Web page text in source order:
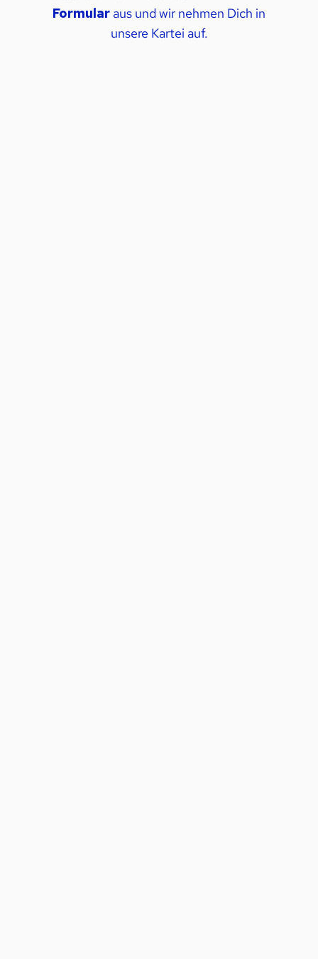
Formular aus und wir nehmen Dich in
unsere Kartei auf.